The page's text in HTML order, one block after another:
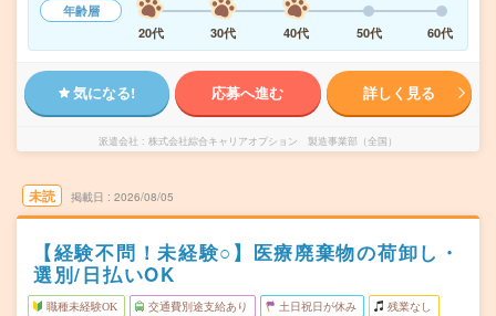
年齢層
20代
30代 40代 50代 60代
気になる! 応募へ進む 詳しく見る
派遣会社 株式会社綜合キャリアオプション 製造事業部（全国）
未読 掲載日 2026/08/05
【経験不問！未経験○】医療廃棄物の荷卸し・
選別/日払いOK
職種未経験OK 交通費別途支給あり 土日祝日が休み 残業なし